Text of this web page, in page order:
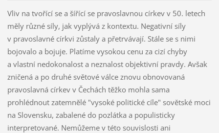
Vliv na tvořící se a šířící se pravoslavnou církev v 50. letech
měly různé síly, jak vyplývá z kontextu. Negativní síly
v pravoslavné církvi zůstaly a přetrvávají. Stále se s nimi
bojovalo a bojuje. Platíme vysokou cenu za cizí chyby
a vlastní nedokonalost a neznalost objektivní pravdy. Avšak
zničená a po druhé světové válce znovu obnovovaná
pravoslavná církev v Čechách těžko mohla sama
prohlédnout zatemnělé "vysoké politické cíle" sovětské moci
na Slovensku, zabalené do pozlátka a populisticky
interpretované. Nemůžeme v této souvislosti ani